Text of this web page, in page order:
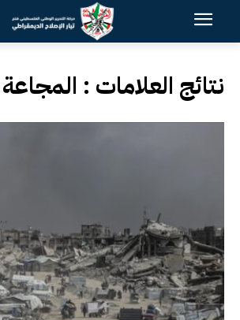
نتائج العلامات : المجاعة